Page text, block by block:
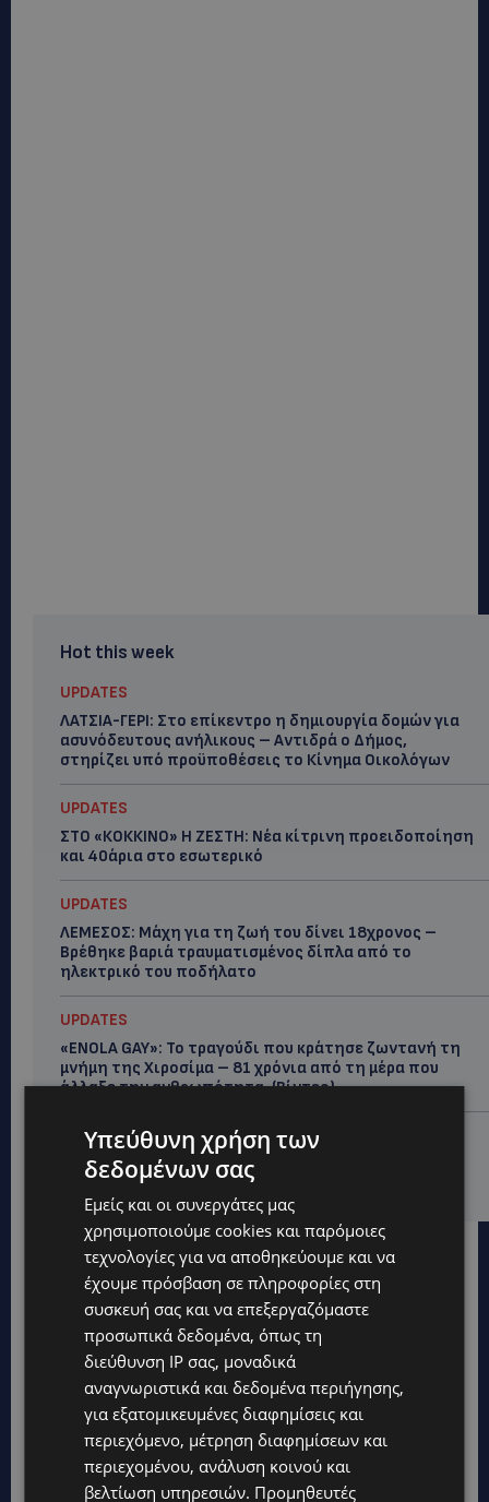
Hot this week
UPDATES
ΛΑΤΣΙΑ-ΓΕΡΙ: Στο επίκεντρο η δημιουργία δομών για
ασυνόδευτους ανήλικους – Αντιδρά ο Δήμος,
στηρίζει υπό προϋποθέσεις το Κίνημα Οικολόγων
UPDATES
ΣΤΟ «ΚΟΚΚΙΝΟ» Η ΖΕΣΤΗ: Νέα κίτρινη προειδοποίηση
και 40άρια στο εσωτερικό
UPDATES
ΛΕΜΕΣΟΣ: Μάχη για τη ζωή του δίνει 18χρονος –
Βρέθηκε βαριά τραυματισμένος δίπλα από το
ηλεκτρικό του ποδήλατο
UPDATES
«ENOLA GAY»: Το τραγούδι που κράτησε ζωντανή τη
μνήμη της Χιροσίμα – 81 χρόνια από τη μέρα που
άλλαξε την ανθρωπότητα-(Bίντεο)
ΚΟΣΜΙΚΑ
PERNERA BEACH HOTEL: Εκλεκτές παρουσίες στα 50
χρόνια ενός ιστορικού ξενοδοχείου-Ποιους είδαμε
Υπεύθυνη χρήση των
δεδομένων σας
Εμείς και οι συνεργάτες μας
χρησιμοποιούμε cookies και παρόμοιες
τεχνολογίες για να αποθηκεύουμε και να
έχουμε πρόσβαση σε πληροφορίες στη
συσκευή σας και να επεξεργαζόμαστε
προσωπικά δεδομένα, όπως τη
διεύθυνση IP σας, μοναδικά
αναγνωριστικά και δεδομένα περιήγησης,
για εξατομικευμένες διαφημίσεις και
περιεχόμενο, μέτρηση διαφημίσεων και
περιεχομένου, ανάλυση κοινού και
βελτίωση υπηρεσιών. Προμηθευτές